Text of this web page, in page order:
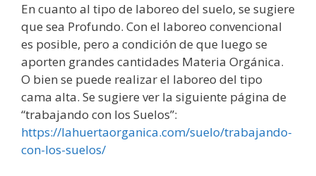
En cuanto al tipo de laboreo del suelo, se sugiere
que sea Profundo. Con el laboreo convencional
es posible, pero a condición de que luego se
aporten grandes cantidades Materia Orgánica.
O bien se puede realizar el laboreo del tipo
cama alta. Se sugiere ver la siguiente página de
“trabajando con los Suelos”:
https://lahuertaorganica.com/suelo/trabajando-
con-los-suelos/